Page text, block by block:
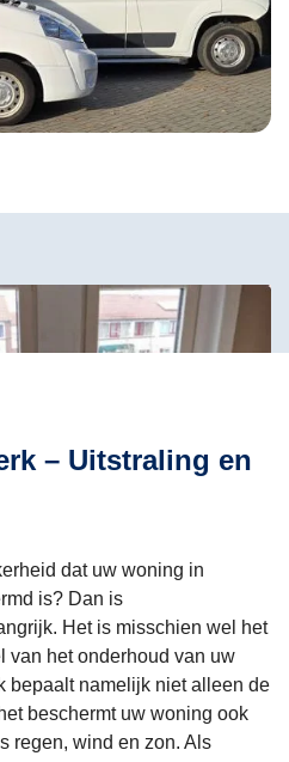
Nu
nog
aan
– Uitstraling en
dat uw woning in
is? Dan is
Het is misschien wel het
van het onderhoud van uw
bepaalt namelijk niet alleen de
beschermt uw woning ook
regen, wind en zon. Als